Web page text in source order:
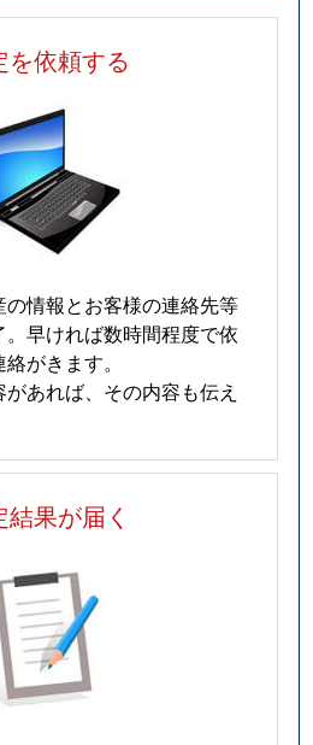
を依頼する
情報とお客様の連絡先等
早ければ数時間程度で依
がきます。
あれば、その内容も伝え
結果が届く